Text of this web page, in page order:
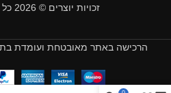
זכויות יוצרים © 2026 כל הזכויות שמורות
הרכישה באתר מאובטחת ועומדת